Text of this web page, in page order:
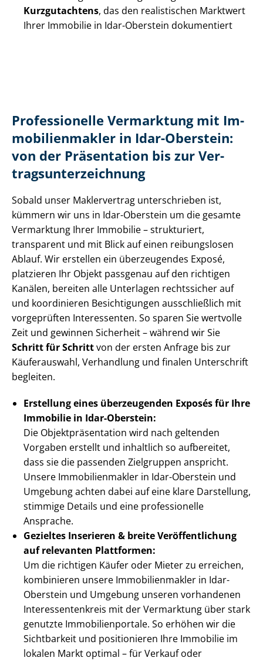
Kurzgutachtens, das den realistischen Marktwert
Ihrer Immobilie in Idar-Oberstein dokumentiert
Professionelle Vermarktung mit Im­
mo­bi­li­en­mak­ler in Idar-Oberstein:
von der Präsentation bis zur Ver­
trags­un­ter­zeich­nung
Sobald unser Maklervertrag unterschrieben ist,
kümmern wir uns in Idar-Oberstein um die gesamte
Vermarktung Ihrer Immobilie – strukturiert,
transparent und mit Blick auf einen reibungslosen
Ablauf. Wir erstellen ein überzeugendes Exposé,
platzieren Ihr Objekt passgenau auf den richtigen
Kanälen, bereiten alle Unterlagen rechtssicher auf
und koordinieren Besichtigungen ausschließlich mit
vorgeprüften Interessenten. So sparen Sie wertvolle
Zeit und gewinnen Sicherheit – während wir Sie
Schritt für Schrittvon der ersten Anfrage bis zur
Käuferauswahl, Verhandlung und finalen Unterschrift
begleiten.
Erstellung eines überzeugenden Exposés für Ihre
Immobilie in Idar-Oberstein:
Die Ob­jekt­prä­sen­ta­ti­on wird nach geltenden
Vorgaben erstellt und inhaltlich so aufbereitet,
dass sie die passenden Zielgruppen anspricht.
Unsere Im­mo­bi­li­en­mak­ler in Idar-Oberstein und
Umgebung achten dabei auf eine klare Darstellung,
stimmige Details und eine professionelle
Ansprache.
Gezieltes Inserieren & breite Ver­öf­fent­li­chung
auf relevanten Plattformen:
Um die richtigen Käufer oder Mieter zu erreichen,
kombinieren unsere Im­mo­bi­li­en­mak­ler in Idar-
Oberstein und Umgebung unseren vorhandenen
In­ter­es­sen­ten­kreis mit der Vermarktung über stark
genutzte Im­mo­bi­li­en­por­ta­le. So erhöhen wir die
Sichtbarkeit und positionieren Ihre Immobilie im
lokalen Markt optimal – für Verkauf oder